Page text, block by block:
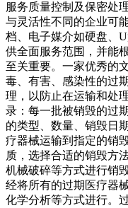
服务质量控制及保密处
与灵活性不同的企业可
档、电子媒介如硬盘、
供全面服务范围，并能
至关重要。一家优秀的
毒、有害、感染性的过
理，以防止在运输和处
录：每一批被销毁的过
的类型、数量、销毁日
疗器械运输到指定的销
质，选择合适的销毁方
机械破碎等方式进行销
经将所有的过期医疗器
化学分析等方式进行。